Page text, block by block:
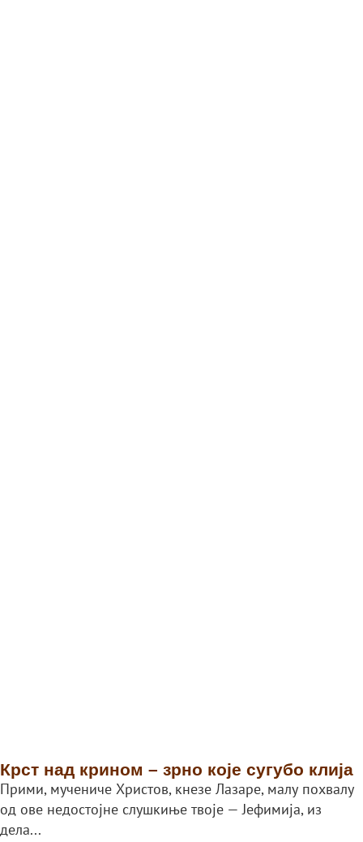
Крст над крином – зрно које сугубо клија
Прими, мучениче Христов, кнезе Лазаре, малу похвалу
од ове недостојне слушкиње твоје — Јефимија, из
дела...